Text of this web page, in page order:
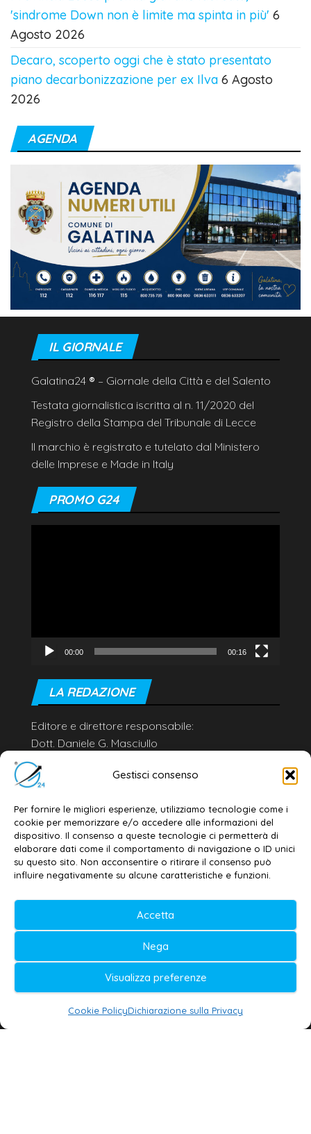
Gestisci consenso
Per fornire le migliori esperienze, utilizziamo tecnologie come i
cookie per memorizzare e/o accedere alle informazioni del
dispositivo. Il consenso a queste tecnologie ci permetterà di
elaborare dati come il comportamento di navigazione o ID unici
su questo sito. Non acconsentire o ritirare il consenso può
influire negativamente su alcune caratteristiche e funzioni.
Accetta
Nega
Visualizza preferenze
Cookie PolicyDichiarazione sulla Privacy
'sindrome Down non è limite ma spinta in più' 6
Agosto 2026
Decaro, scoperto oggi che è stato presentato
piano decarbonizzazione per ex Ilva 6 Agosto
2026
AGENDA
IL GIORNALE
Galatina24 ® – Giornale della Città e del Salento
Testata giornalistica iscritta al n. 11/2020 del
Registro della Stampa del Tribunale di Lecce
Il marchio è registrato e tutelato dal Ministero
delle Imprese e Made in Italy
PROMO G24
00:00 00:16
LA REDAZIONE
Editore e direttore responsabile:
Dott. Daniele G. Masciullo
Email:
Contatti
Privacy policy–Cookie policy
© 2020-2026 | Galatina24 ®
Stampa Tribunale di Lecce
Editore e direttore responsabile:
Daniele G. Masciullo
Galatina24 è marchio registrato dal Ministero
delle Imprese